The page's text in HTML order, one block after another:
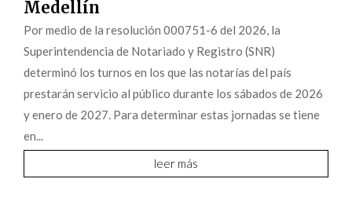
Medellín
Por medio de la resolución 000751-6 del 2026, la
Superintendencia de Notariado y Registro (SNR)
determinó los turnos en los que las notarías del país
prestarán servicio al público durante los sábados de 2026
y enero de 2027. Para determinar estas jornadas se tiene
en...
leer más